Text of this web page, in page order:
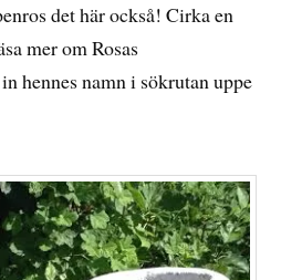
det här också! Cirka en
mer om Rosas
hennes namn i sökrutan uppe